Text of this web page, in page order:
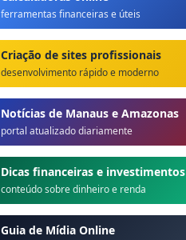
ferramentas financeiras e úteis
Criação de sites profissionais
desenvolvimento rápido e moderno
Notícias de Manaus e Amazonas
portal atualizado diariamente
Dicas financeiras e investimentos
conteúdo sobre dinheiro e renda
Guia de Mídia Online